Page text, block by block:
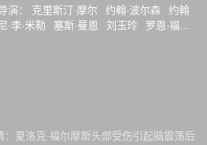
特·道顿
翠斯提·凯莉·邓恩
乔丹·盖尔
伯
Wayne Wilcox
演： 克里斯汀·摩尔 约翰·波尔森
约翰
·李·米勒
塞斯·曼恩 刘玉玲
罗恩·福图
：夏洛克·福尔摩斯头部受伤引起脑震荡后